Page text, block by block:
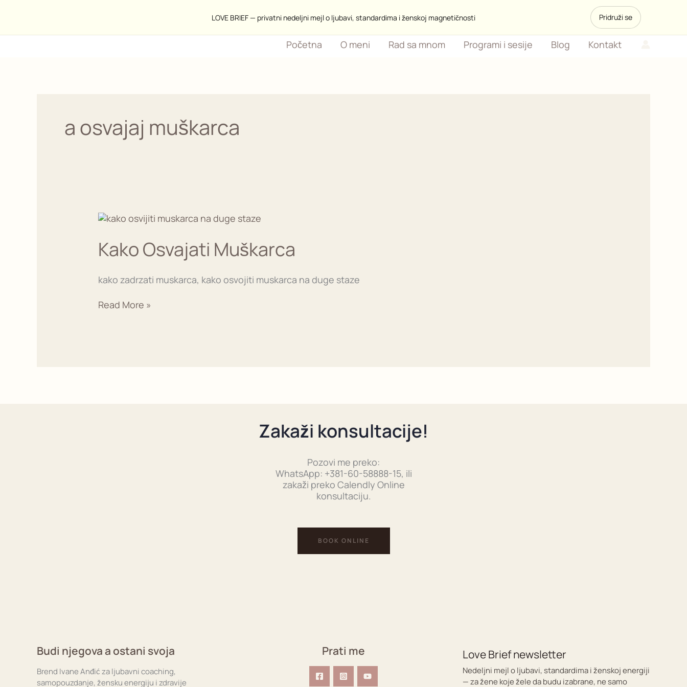
LOVE BRIEF — privatni nedeljni mejl o ljubavi, standardima i ženskoj magnetičnosti Pridruži se
Početna
O meni Rad sa mnom Programi i sesije Blog Kontakt
a osvajaj muškarca
Kako Osvajati Muškarca
kako zadrzati muskarca, kako osvojiti muskarca na duge staze
Kako
Read More »
Zakaži konsultacije!
Pozovi me preko:
WhatsApp: +381-60-58888-15, ili
zakaži preko Calendly Online
konsultaciju.
BOOK ONLINE
Budi njegova a ostani svoja
Brend Ivane Anđić za ljubavni coaching,
samopouzdanje, žensku energiju i zdravije
Prati me Love Brief newsletter
Nedeljni mejl o ljubavi, standardima i ženskoj energiji
— za žene koje žele da budu izabrane, ne samo